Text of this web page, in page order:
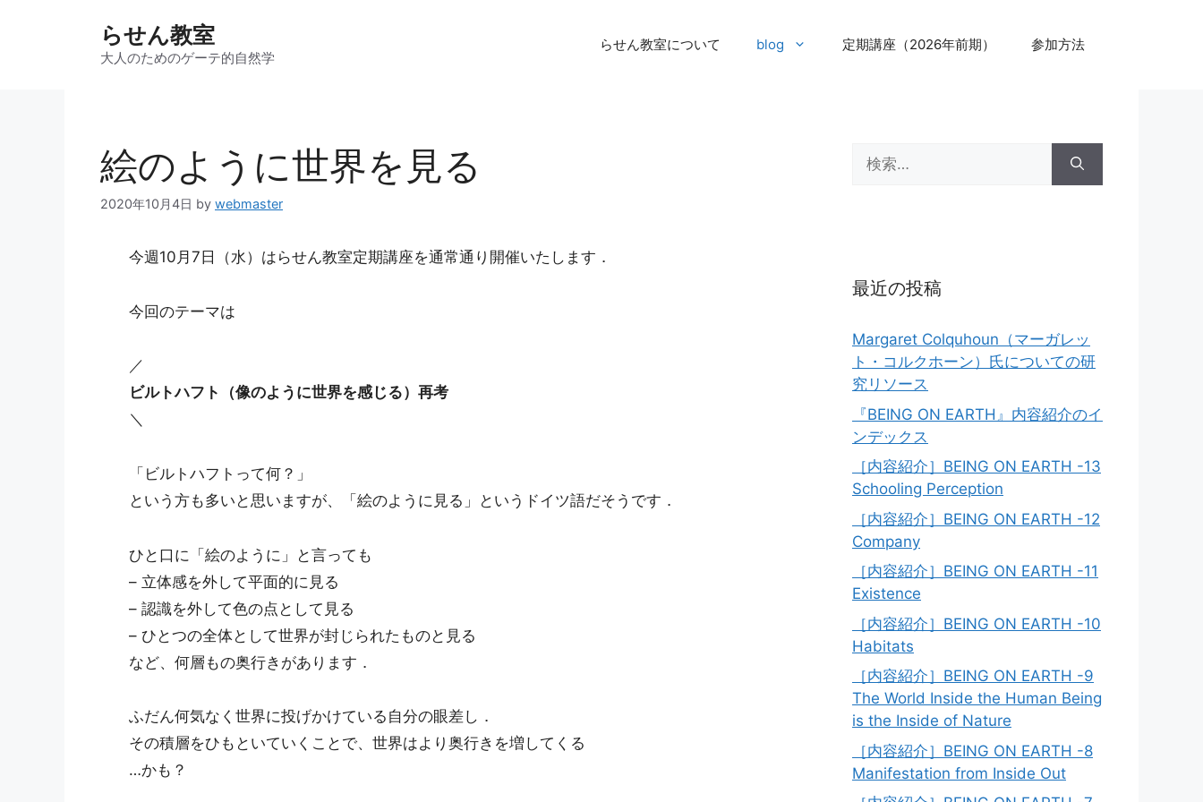
らせん教室
大人のためのゲーテ的自然学
らせん教室について blog 定期講座（2026年前期） 参加方法
絵のように世界を見る
2020年10月4日 by webmaster
今週10月7日（水）はらせん教室定期講座を通常通り開催いたします．
今回のテーマは
／
ビルトハフト（像のように世界を感じる）再考
＼
「ビルトハフトって何？」
という方も多いと思いますが、「絵のように見る」というドイツ語だそうです．
ひと口に「絵のように」と言っても
– 立体感を外して平面的に見る
– 認識を外して色の点として見る
– ひとつの全体として世界が封じられたものと見る
など、何層もの奥行きがあります．
ふだん何気なく世界に投げかけている自分の眼差し．
その積層をひもといていくことで、世界はより奥行きを増してくる
…かも？
索:
最近の投稿
Margaret Colquhoun（マーガレッ
ト・コルクホーン）氏についての研
究リソース
『BEING ON EARTH』内容紹介のイ
ンデックス
［内容紹介］BEING ON EARTH -13
Schooling Perception
［内容紹介］BEING ON EARTH -12
Company
［内容紹介］BEING ON EARTH -11
Existence
［内容紹介］BEING ON EARTH -10
Habitats
［内容紹介］BEING ON EARTH -9
The World Inside the Human Being
is the Inside of Nature
［内容紹介］BEING ON EARTH -8
Manifestation from Inside Out